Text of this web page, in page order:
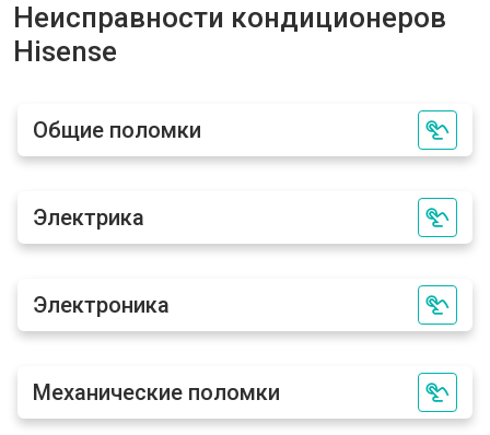
Неисправности кондиционеров
Hisense
Общие поломки
Электрика
Электроника
Механические поломки